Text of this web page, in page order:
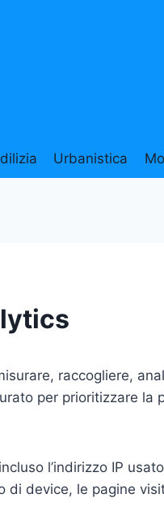
Urbanistica
raccogliere,
per prioritizzare la
l’indirizzo IP
device, le pagine